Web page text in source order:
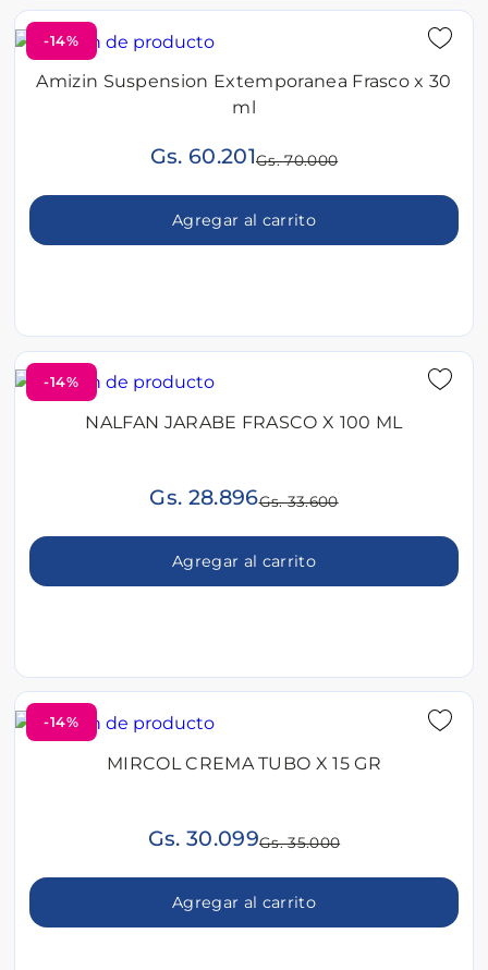
-14%
Amizin Suspension Extemporanea Frasco x 30
ml
Gs. 60.201Gs. 70.000
Agregar al carrito
-14%
NALFAN JARABE FRASCO X 100 ML
Gs. 28.896Gs. 33.600
Agregar al carrito
-14%
MIRCOL CREMA TUBO X 15 GR
Gs. 30.099Gs. 35.000
Agregar al carrito